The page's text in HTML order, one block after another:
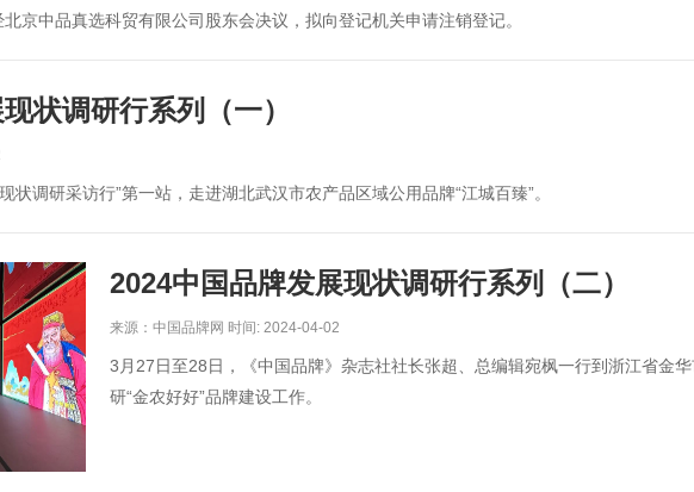
京中品真选科贸有限公司股东会决议，拟向登记机关申请注销登记。
状调研行系列（一）
状调研采访行”第一站，走进湖北武汉市农产品区域公用品牌“江城百臻”。
2024中国品牌发展现状调研行系列（二）
来源：中国品牌网 时间: 2024-04-02
3月27日至28日，《中国品牌》杂志社社长张超、总编辑宛枫一行到浙江省金华
研“金农好好”品牌建设工作。